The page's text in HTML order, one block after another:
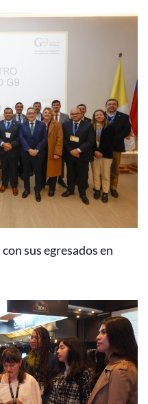
sus egresados en